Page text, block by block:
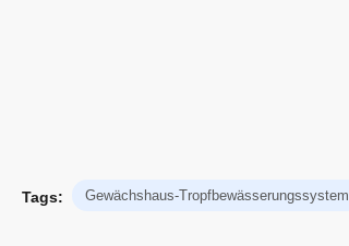
Tags: Gewächshaus-Tropfbewässerungssystem